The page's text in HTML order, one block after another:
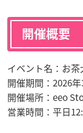
開催概要
イベント名：お茶
開催期間：2026
開催場所：eeo
営業時間：平日